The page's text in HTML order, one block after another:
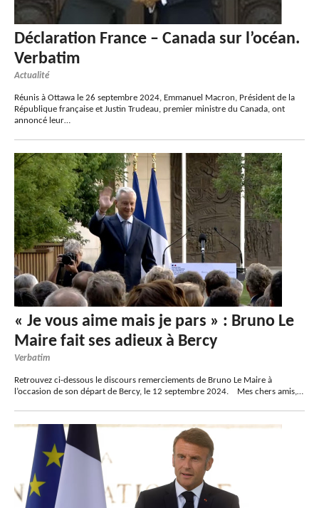
Déclaration France – Canada sur l’océan.
Verbatim
Actualité
Réunis à Ottawa le 26 septembre 2024, Emmanuel Macron, Président de la
République française et Justin Trudeau, premier ministre du Canada, ont
annoncé leur…
« Je vous aime mais je pars » : Bruno Le
Maire fait ses adieux à Bercy
Verbatim
Retrouvez ci-dessous le discours remerciements de Bruno Le Maire à
l’occasion de son départ de Bercy, le 12 septembre 2024. Mes chers amis,…